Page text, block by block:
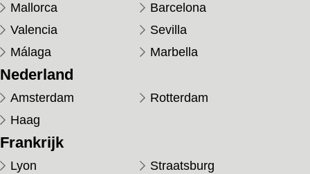
Mallorca
Barcelona
Valencia
Sevilla
Málaga
Marbella
Nederland
Amsterdam
Rotterdam
Haag
Frankrijk
Lyon
Straatsburg